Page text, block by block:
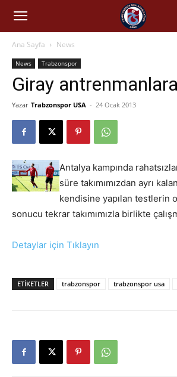
Ana Sayfa News
News Trabzonspor
Giray
Yazar Trabzonspor USA - 24 Ocak 2013
Antalya kampında
süre takımımızdan ayrı
kendisine yapılan testlerin
sonucu tekrar takımımızla birlikte
Detaylar için Tıklayın
ETIKETLER trabzonspor trabzonspor usa